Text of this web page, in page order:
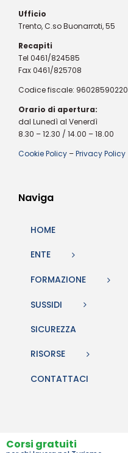
Corsi gratuiti
Ufficio
Trento, C.so Buonarroti, 55
Recapiti
Tel 0461/824585
Fax 0461/825708
Codice fiscale: 96028590220
Orario di apertura:
dal Lunedì al Venerdì
8.30 – 12.30 / 14.00 – 18.00
Cookie Policy –Privacy Policy
Naviga
HOME
ENTE
FORMAZIONE
SUSSIDI
SICUREZZA
RISORSE
CONTATTACI